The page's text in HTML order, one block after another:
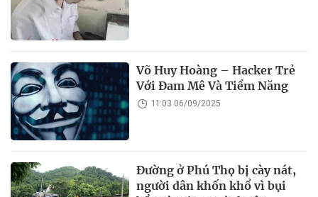
Võ Huy Hoàng – Hacker Trẻ
Với Đam Mê Và Tiềm Năng
11:03 06/09/2025
Đường ở Phú Thọ bị cày nát,
người dân khốn khổ vì bụi